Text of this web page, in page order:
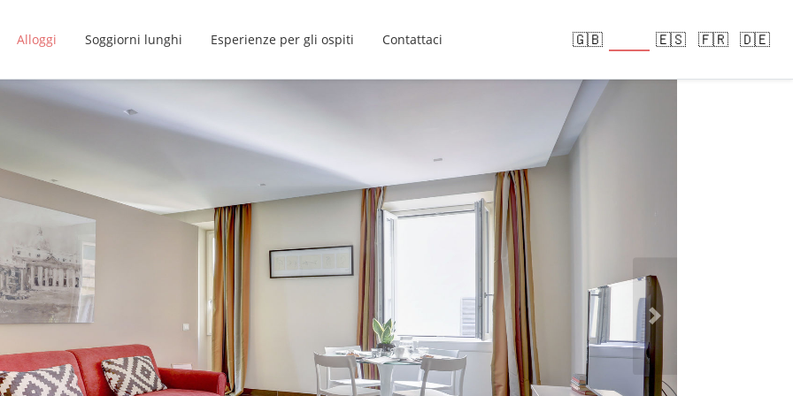
Alloggi Soggiorni lunghi Esperienze per gli ospiti Contattaci 🇬🇧 🇪🇸 🇫🇷 🇩🇪